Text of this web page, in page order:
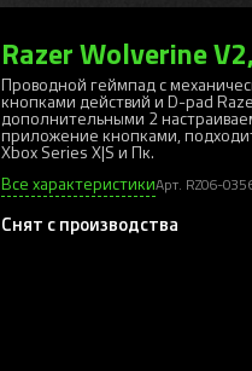
Razer Wolverine
Проводной геймпад с
кнопками действий и D-pad
дополнительными 2
приложение кнопками,
Xbox Series X|S и Пк.
Все характеристикиАрт. RZ06-
Снят с производства